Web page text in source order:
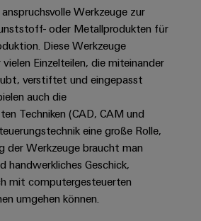
Werkzeuge zur
oder Metallprodukten für
Diese Werkzeuge
Einzelteilen, die miteinander
verstiftet und eingepasst
auch die
Techniken (CAD, CAM und
eine große Rolle,
der Werkzeuge braucht man
handwerkliches Geschick,
mit computergesteuerten
umgehen können.